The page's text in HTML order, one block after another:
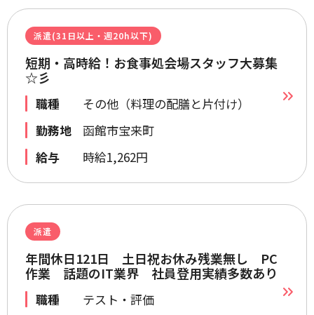
派遣(31日以上・週20h以下)
短期・高時給！お食事処会場スタッフ大募集
☆彡
職種
その他（料理の配膳と片付け）
勤務地
函館市宝来町
給与
時給1,262円
派遣
年間休日121日 土日祝お休み残業無し PC
作業 話題のIT業界 社員登用実績多数あり
職種
テスト・評価